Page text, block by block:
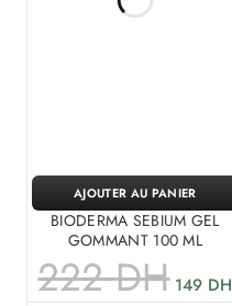
BIODERMA SEBIUM GEL
GOMMANT 100 ML
222DH 149 DH
AJOUTER AU PANIER